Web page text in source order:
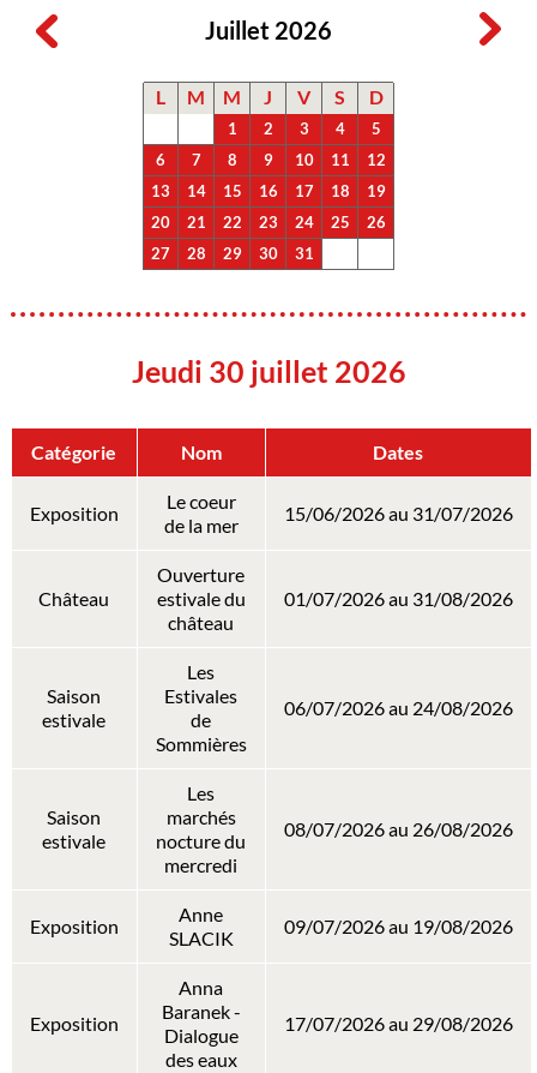
Juillet 2026
L M M J V S D
1 2 3 4
5
6
7 8 9 10 11
12
13
14 15 16 17 18
19
20
21 22 23 24 25
26
27
28 29 30 31
Jeudi 30 juillet 2026
Catégorie Nom Dates
Exposition
Le coeur
de la mer
15/06/2026 au 31/07/2026
Château
Ouverture
estivale du
château
01/07/2026 au 31/08/2026
Saison
estivale
Les
Estivales
de
Sommières
06/07/2026 au 24/08/2026
Saison
estivale
Les
marchés
nocture du
mercredi
08/07/2026 au 26/08/2026
Exposition
Anne
SLACIK
09/07/2026 au 19/08/2026
Exposition
Anna
Baranek -
Dialogue
des eaux
17/07/2026 au 29/08/2026